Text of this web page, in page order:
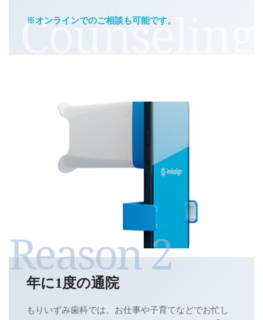
※オンラインでのご相談も可能です。
年に1度の通院
もりいずみ歯科では、お仕事や子育てなどでお忙し